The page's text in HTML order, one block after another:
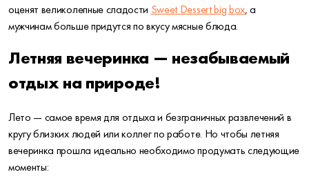
оценят великолепные сладости Sweet Dessert big box, а
мужчинам больше придутся по вкусу мясные блюда.
Летняя вечеринка — незабываемый
отдых на природе!
Лето — самое время для отдыха и безграничных развлечений в
кругу близких людей или коллег по работе. Но чтобы летняя
вечеринка прошла идеально необходимо продумать следующие
моменты: